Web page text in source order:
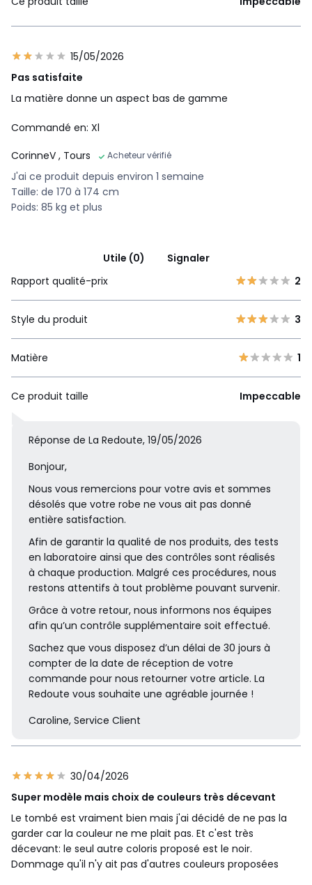
15/05/2026
Pas satisfaite
La matière donne un aspect bas de gamme
Commandé en: Xl
CorinneV , Tours Acheteur vérifié
J'ai ce produit depuis environ 1 semaine
Taille: de 170 à 174 cm
Poids: 85 kg et plus
Utile (0)
Signaler
Rapport qualité-prix
2
Style du produit 3
Matière 1
Ce produit taille Impeccable
Réponse de La Redoute, 19/05/2026
Bonjour,
Nous vous remercions pour votre avis et sommes
désolés que votre robe ne vous ait pas donné
entière satisfaction.
Afin de garantir la qualité de nos produits, des tests
en laboratoire ainsi que des contrôles sont réalisés
à chaque production. Malgré ces procédures, nous
restons attentifs à tout problème pouvant survenir.
Grâce à votre retour, nous informons nos équipes
afin qu’un contrôle supplémentaire soit effectué.
Sachez que vous disposez d’un délai de 30 jours à
compter de la date de réception de votre
commande pour nous retourner votre article. La
Redoute vous souhaite une agréable journée !
Caroline, Service Client
30/04/2026
Super modèle mais choix de couleurs très décevant
Le tombé est vraiment bien mais j'ai décidé de ne pas la
garder car la couleur ne me plait pas. Et c'est très
décevant: le seul autre coloris proposé est le noir.
Dommage qu'il n'y ait pas d'autres couleurs proposées